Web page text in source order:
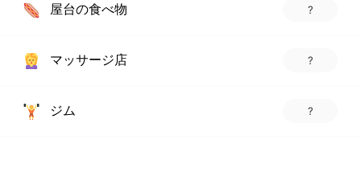
屋台の食べ物 ?
マッサージ店 ?
ジム ?